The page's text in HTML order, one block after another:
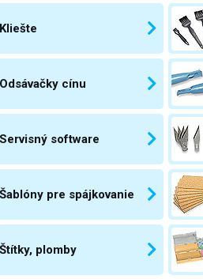
Kliešte
Odsávačky cínu
Servisný software
Šablóny pre spájkovanie
Štítky, plomby